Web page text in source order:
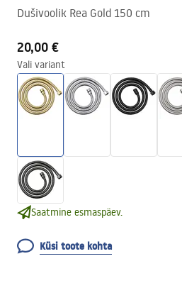
Dušivoolik Rea Gold 150 cm
20,00 €
Vali variant
Saatmine esmaspäev.
Küsi toote kohta